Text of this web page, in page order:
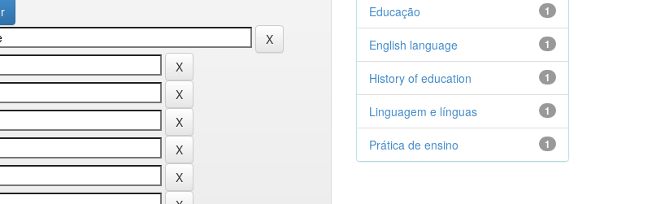
1
Educação
1
English language
1
History of education
1
Linguagem e línguas
1
Prática de ensino